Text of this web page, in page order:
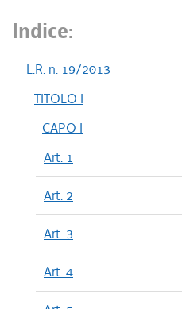
Indice:
L.R. n. 19/2013
TITOLO I
CAPO I
Art. 1
Art. 2
Art. 3
Art. 4